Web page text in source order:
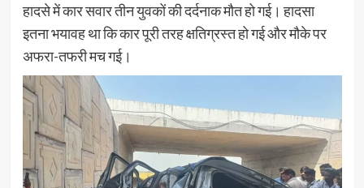
हादसे में कार सवार तीन युवकों की दर्दनाक मौत हो गई। हादसा
इतना भयावह था कि कार पूरी तरह क्षतिग्रस्त हो गई और मौके पर
अफरा-तफरी मच गई।